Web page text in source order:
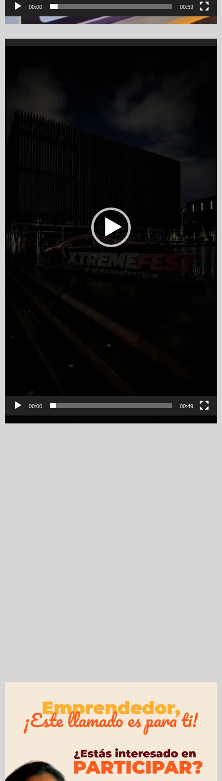
00:00 00:59
Video
00:00 00:49